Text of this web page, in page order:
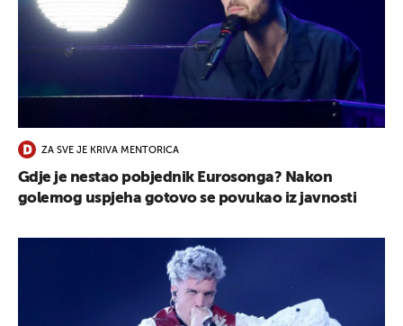
ZA SVE JE KRIVA MENTORICA
Gdje je nestao pobjednik Eurosonga? Nakon
golemog uspjeha gotovo se povukao iz javnosti